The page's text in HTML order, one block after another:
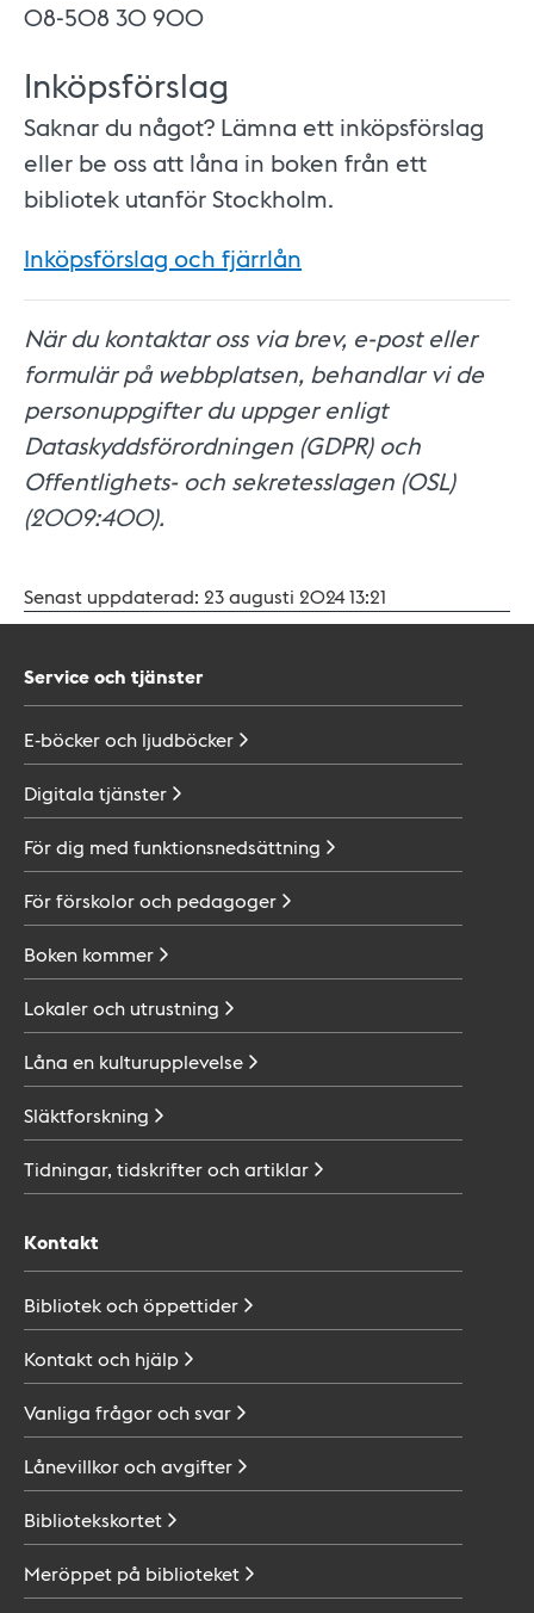
08-508 30 900
Inköpsförslag
Saknar du något? Lämna ett inköpsförslag
eller be oss att låna in boken från ett
bibliotek utanför Stockholm.
Inköpsförslag och fjärrlån
När du kontaktar oss via brev, e-post eller
formulär på webbplatsen, behandlar vi de
personuppgifter du uppger enligt
Dataskyddsförordningen (GDPR) och
Offentlighets- och sekretesslagen (OSL)
(2009:400).
Senast uppdaterad: 23 augusti 2024 13:21
Service och tjänster
E-böcker och ljudböcker
Digitala tjänster
För dig med funktionsnedsättning
För förskolor och pedagoger
Boken kommer
Lokaler och utrustning
Låna en kulturupplevelse
Släktforskning
Tidningar, tidskrifter ochartiklar
Kontakt
Bibliotek ochöppettider
Kontakt och hjälp
Vanliga frågor ochsvar
Lånevillkor ochavgifter
Bibliotekskortet
Meröppet på biblioteket